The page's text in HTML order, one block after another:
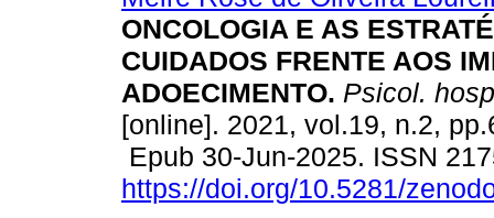
ONCOLOGIA E AS
CUIDADOS FRENTE AOS
ADOECIMENTO. Psicol.
[online]. 2021, vol.19, n.2,
Epub 30-Jun-2025. ISSN
https://doi.org/10.5281/